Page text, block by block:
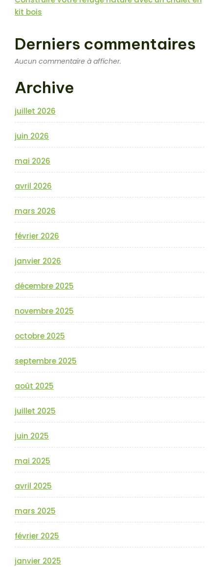
kit bois
Derniers commentaires
Aucun commentaire à afficher.
Archive
juillet 2026
juin 2026
mai 2026
avril 2026
mars 2026
février 2026
janvier 2026
décembre 2025
novembre 2025
octobre 2025
septembre 2025
août 2025
juillet 2025
juin 2025
mai 2025
avril 2025
mars 2025
février 2025
janvier 2025